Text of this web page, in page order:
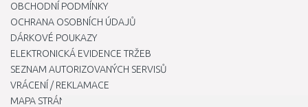
OBCHODNÍ PODMÍNKY
OCHRANA OSOBNÍCH ÚDAJŮ
DÁRKOVÉ POUKAZY
ELEKTRONICKÁ EVIDENCE TRŽEB
SEZNAM AUTORIZOVANÝCH SERVISŮ
VRÁCENÍ / REKLAMACE
MAPA STRÁNKY